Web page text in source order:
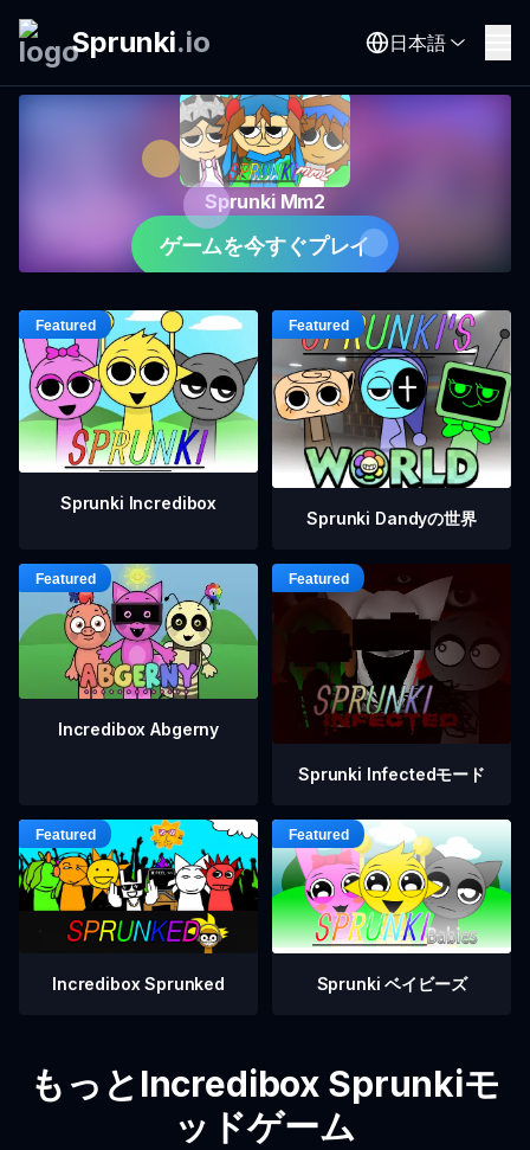
Sprunki.io 日本語
Sprunki Mm2
ゲームを今すぐプレイ
Sprunki Incredibox
Sprunki Dandyの世界
Incredibox Abgerny
Sprunki Infectedモード
Incredibox Sprunked Sprunki ベイビーズ
もっとIncredibox Sprunkiモ
ッドゲーム